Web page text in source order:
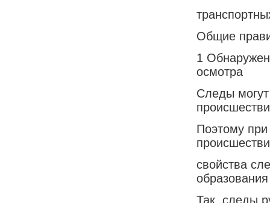
Общие
1
осмотра
Следы
Поэтому при
свойства
Так, следы